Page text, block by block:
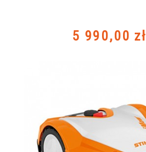
Cena
5 990,00 zł